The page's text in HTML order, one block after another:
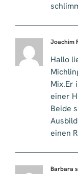
Joachim
Hallo
Mix.Er
einer
Beide
einen
Barbara